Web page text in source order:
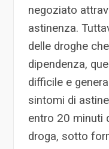
negoziato
astinenza.
delle droghe
dipendenza,
difficile e
sintomi di
entro 20 minuti
droga, sotto